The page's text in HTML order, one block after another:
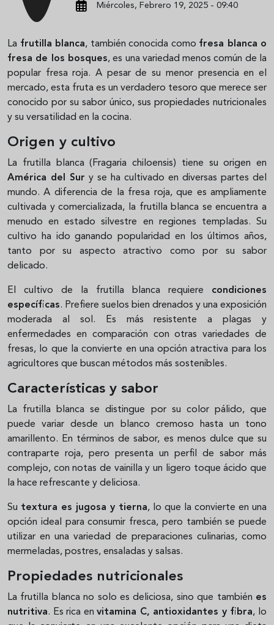
Miércoles, Febrero 19, 2025 - 09:40
La frutilla blanca, también conocida como fresa blanca o
fresa de los bosques, es una variedad menos común de la
popular fresa roja. A pesar de su menor presencia en el
mercado, esta fruta es un verdadero tesoro que merece ser
conocido por su sabor único, sus propiedades nutricionales
y su versatilidad en la cocina.
Origen y cultivo
La frutilla blanca (Fragaria chiloensis) tiene su origen en
América del Sur y se ha cultivado en diversas partes del
mundo. A diferencia de la fresa roja, que es ampliamente
cultivada y comercializada, la frutilla blanca se encuentra a
menudo en estado silvestre en regiones templadas. Su
cultivo ha ido ganando popularidad en los últimos años,
tanto por su aspecto atractivo como por su sabor
delicado.
El cultivo de la frutilla blanca requiere condiciones
específicas. Prefiere suelos bien drenados y una exposición
moderada al sol. Es más resistente a plagas y
enfermedades en comparación con otras variedades de
fresas, lo que la convierte en una opción atractiva para los
agricultores que buscan métodos más sostenibles.
Características y sabor
La frutilla blanca se distingue por su color pálido, que
puede variar desde un blanco cremoso hasta un tono
amarillento. En términos de sabor, es menos dulce que su
contraparte roja, pero presenta un perfil de sabor más
complejo, con notas de vainilla y un ligero toque ácido que
la hace refrescante y deliciosa.
Su textura es jugosa y tierna, lo que la convierte en una
opción ideal para consumir fresca, pero también se puede
utilizar en una variedad de preparaciones culinarias, como
mermeladas, postres, ensaladas y salsas.
Propiedades nutricionales
La frutilla blanca no solo es deliciosa, sino que también es
nutritiva. Es rica envitamina C, antioxidantes y fibra, lo